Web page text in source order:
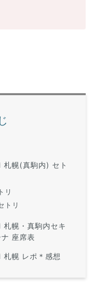
幌(真駒内) セト
リ
トリ
幌・真駒内セキ
座席表
幌 レポ＊感想